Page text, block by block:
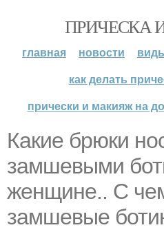
ПРИЧЕСКА
главная новости
как делать
прически и макияж на
Какие брюки
замшевыми
женщине.. С
замшевые